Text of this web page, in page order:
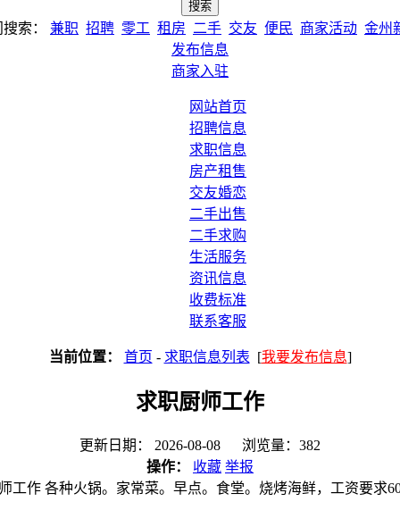
索： 兼职 招聘 零工 租房 二手 交友 便民 商家活动 金州
发布信息
商家入驻
网站首页
招聘信息
求职信息
房产租售
交友婚恋
二手出售
二手求购
生活服务
资讯信息
收费标准
联系客服
当前位置： 首页 - 求职信息列表 [我要发布信息]
求职厨师工作
更新日期： 2026-08-08 浏览量：382
操作：
收藏 举报
工作 各种火锅。家常菜。早点。食堂。烧烤海鲜，工资要求